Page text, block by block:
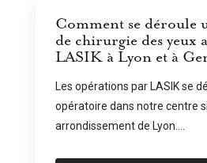
Comment se déroule
de chirurgie des yeux
LASIK à Lyon et à
Les opérations par LASIK se
opératoire dans notre centre
arrondissement de Lyon....